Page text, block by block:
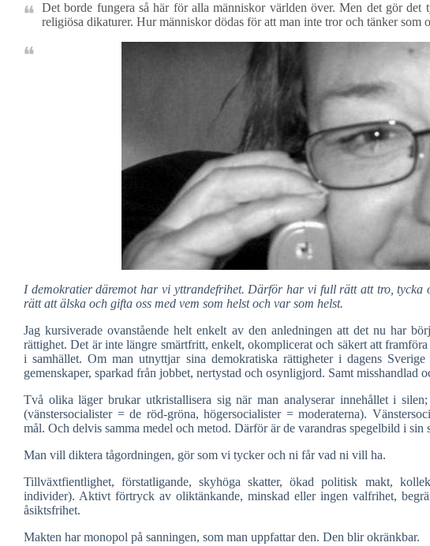
Det borde fungera så här för alla människor världen över. Men det gör
religiösa dikaturer. Hur människor dödas för att man inte tror och tänker som
I demokratier däremot har vi yttrandefrihet. Därför har vi full rätt att tro,
rätt att älska och gifta oss med vem som helst och var som helst.
Jag kursiverade ovanstående helt enkelt av den anledningen att det nu har
rättighet. Det är inte längre smärtfritt, enkelt, okomplicerat och säkert att
i samhället. Om man utnyttjar sina demokratiska rättigheter i dagens
gemenskaper, sparkad från jobbet, nertystad och osynligjord. Samt misshandlad
Två olika läger brukar utkristallisera sig när man analyserar innehållet i silen;
(vänstersocialister = de röd-gröna, högersocialister = moderaterna).
mål. Och delvis samma medel och metod. Därför är de varandras spegelbild i sin
Man vill diktera tågordningen, gör som vi tycker och ni får vad ni vill ha.
Tillväxtfientlighet, förstatligande, skyhöga skatter, ökad politisk makt,
individer). Aktivt förtryck av oliktänkande, minskad eller ingen valfrihet,
åsiktsfrihet.
Makten har monopol på sanningen, som man uppfattar den. Den blir okränkbar.